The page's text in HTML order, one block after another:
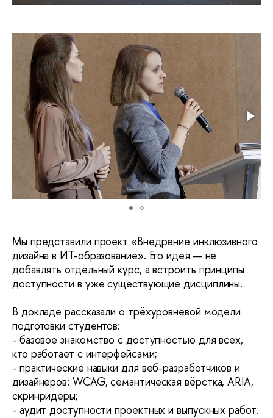
Мы представили проект «Внедрение инклюзивного
дизайна в ИТ-образование». Его идея — не
добавлять отдельный курс, а встроить принципы
доступности в уже существующие дисциплины.
В докладе рассказали о трёхуровневой модели
подготовки студентов:
- базовое знакомство с доступностью для всех,
кто работает с интерфейсами;
- практические навыки для веб-разработчиков и
дизайнеров: WCAG, семантическая вёрстка, ARIA,
скринридеры;
- аудит доступности проектных и выпускных работ.